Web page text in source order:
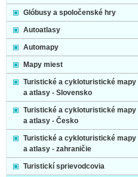
Glóbusy a spoločenské hry
Autoatlasy
Automapy
Mapy miest
Turistické a cykloturistické mapy
a atlasy - Slovensko
Turistické a cykloturistické mapy
a atlasy - Česko
Turistické a cykloturistické mapy
a atlasy - zahraničie
Turistickí sprievodcovia